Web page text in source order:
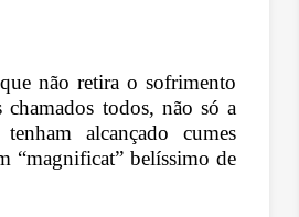
não retira o sofrimento
todos, não só a
alcançado cumes
“magnificat” belíssimo de